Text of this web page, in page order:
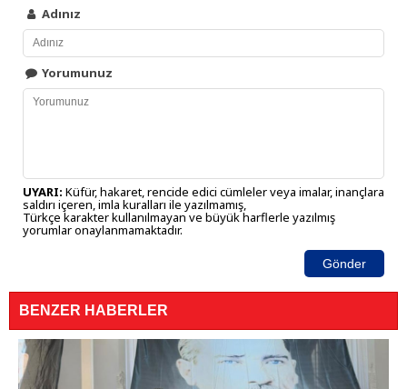
Adınız
Yorumunuz
UYARI: Küfür, hakaret, rencide edici cümleler veya imalar, inançlara
saldırı içeren, imla kuralları ile yazılmamış,
Türkçe karakter kullanılmayan ve büyük harflerle yazılmış
yorumlar onaylanmamaktadır.
Gönder
BENZER HABERLER